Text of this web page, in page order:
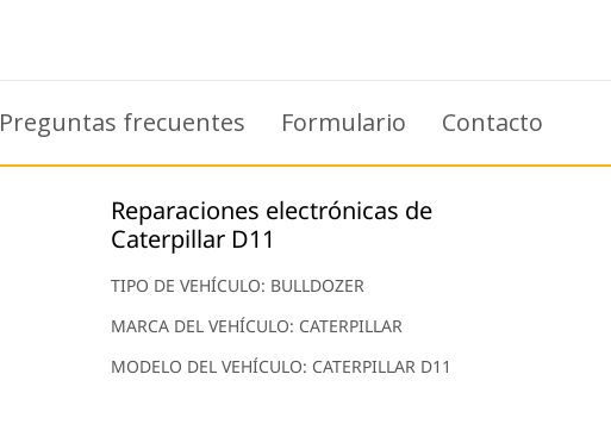
Preguntas frecuentes Formulario Contacto
Reparaciones electrónicas de
Caterpillar D11
TIPO DE VEHÍCULO: BULLDOZER
MARCA DEL VEHÍCULO: CATERPILLAR
MODELO DEL VEHÍCULO: CATERPILLAR D11